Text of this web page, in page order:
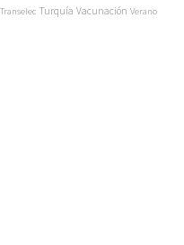
Transelec Turquía Vacunación Verano